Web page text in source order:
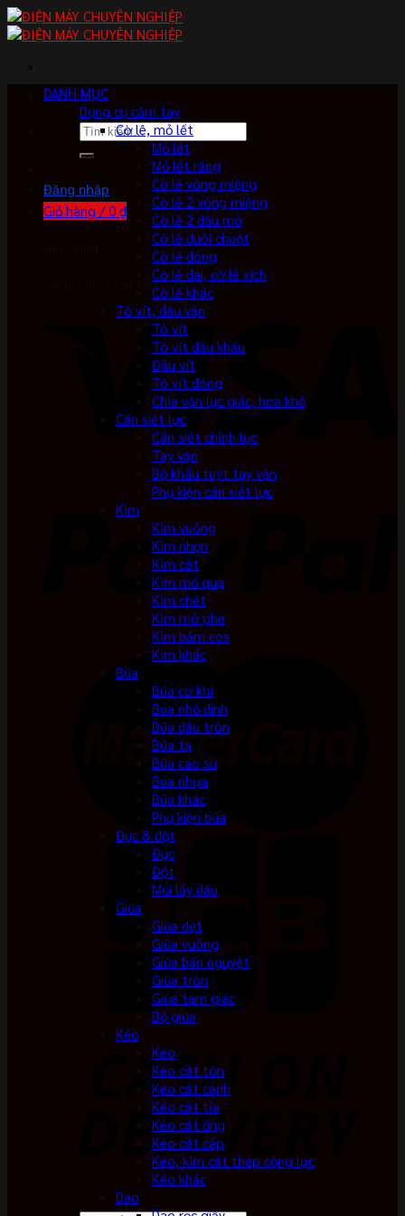
Skip
to
Tìm
kiếm:
Đăng nhập
Giỏ hàng /0 ₫
No products in the cart.
DANH MỤC
Dụng cụ cầm tay
Cờ lê, mỏ lết
Mỏ lết
Mỏ lết răng
Cờ lê vòng miệng
Cờ lê 2 vòng miệng
Cờ lê 2 đầu mở
Cờ lê đuôi chuột
Cờ lê đóng
Cờ lê đai, cờ lê xích
Cờ lê khác
Tô vít, đầu vặn
Tô vít
Tô vít đầu khẩu
Đầu vít
Tô vít đóng
Chìa vặn lục giác, hoa khế
Cần siết lực
Cần siết chỉnh lực
Tay vặn
Bộ khẩu tuýt tay vặn
Phụ kiện cần siết lực
Kìm
Kìm vuông
Kìm nhọn
Kìm cắt
Kìm mỏ quạ
Kìm chết
Kìm mở phe
Kìm bấm cos
Kìm khác
Búa
Búa cơ khí
Búa nhổ đinh
Búa đầu tròn
Búa tạ
Búa cao su
Búa nhựa
Búa khác
Phụ kiện búa
Đục & đột
Đục
Đột
Mũi lấy dấu
Giũa
Giũa dẹt
Giũa vuông
Giũa bán nguyệt
Giũa tròn
Giũa tam giác
Bộ giũa
Kéo
Kéo
Kéo cắt tôn
Kéo cắt cành
Kéo cắt tỉa
Kéo cắt ống
Kéo cắt cáp
Kéo, kìm cắt thép cộng lực
Kéo khác
Dao